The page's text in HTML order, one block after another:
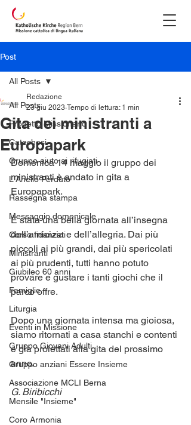
Post
All Posts
Progetto Missionario
Catechesi
Gruppo aiuto ai rifugiati
L'Anello Perduto
Rassegna stampa
Messaggio domenicale
Corso fidanzati
Ministranti
Giubileo 60 anni
Famiglie
Liturgia
Eventi in Missione
Gruppo Giovani Adulti
Gruppo anziani Essere Insieme
Associazione MCLI Berna
Mensile "Insieme"
Coro Armonia
All Posts
Gita dei ministranti a
Europapark
Redazione
23 giu 2023 Tempo di lettura: 1 min
Domenica 14 maggio il gruppo dei
ministranti è andato in gita a
Europapark.
È stata una bella giornata all’insegna
dell’amicizia e dell’allegria. Dai più
piccoli ai più grandi, dai più spericolati
ai più prudenti, tutti hanno potuto
provare e gustare i tanti giochi che il
parco offre.
Dopo una giornata intensa ma gioiosa,
siamo ritornati a casa stanchi e contenti
e già proiettati alla gita del prossimo
anno.
G. Biribicchi